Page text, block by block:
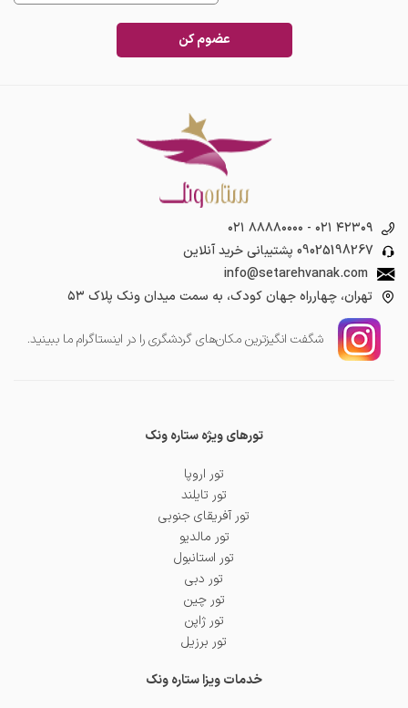
عضوم کن
۰۲۱ ۸۸۸۸۰۰۰۰ - ۰۲۱ ۴۲۳۰۹
09025198267 پشتیبانی خرید آنلاین
info@setarehvanak.com
تهران، چهارراه جهان کودک، به سمت میدان ونک پلاک ۵۳
شگفت انگیز‌ترین مکان‌های گردشگری را در اینستاگرام ما ببینید.
تورهای ویژه ستاره ونک
تور اروپا
تور تایلند
تور آفریقای جنوبی
تور مالدیو
تور استانبول
تور دبی
تور چین
تور ژاپن
تور برزیل
خدمات ویزا ستاره ونک